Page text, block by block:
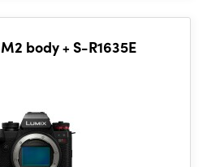
body + S-R1635E